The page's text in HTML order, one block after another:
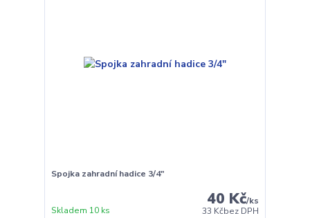
Spojka zahradní hadice 3/4"
40 Kč/ks
33 Kčbez DPH
Skladem 10 ks